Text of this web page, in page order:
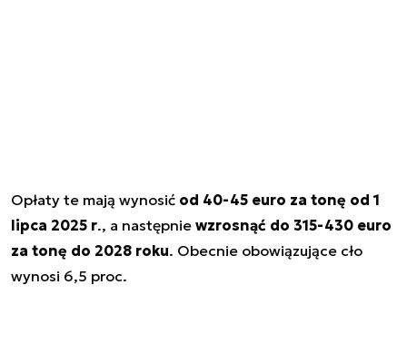
Opłaty te mają wynosić od 40-45 euro za tonę od 1
lipca 2025 r., a następnie wzrosnąć do 315-430 euro
za tonę do 2028 roku. Obecnie obowiązujące cło
wynosi 6,5 proc.